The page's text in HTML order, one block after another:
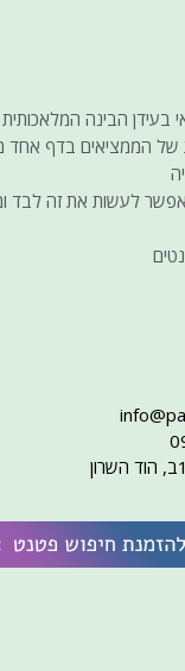
בעידן הבינה המלאכותית
של הממציאים בדף אחד
לעשות את זה לבד